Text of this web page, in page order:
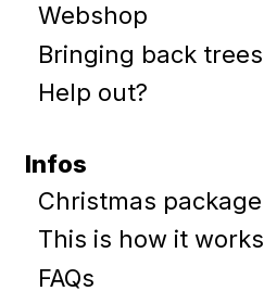
Webshop
Bringing back trees
Help out?
Infos
Christmas package
This is how it works
FAQs